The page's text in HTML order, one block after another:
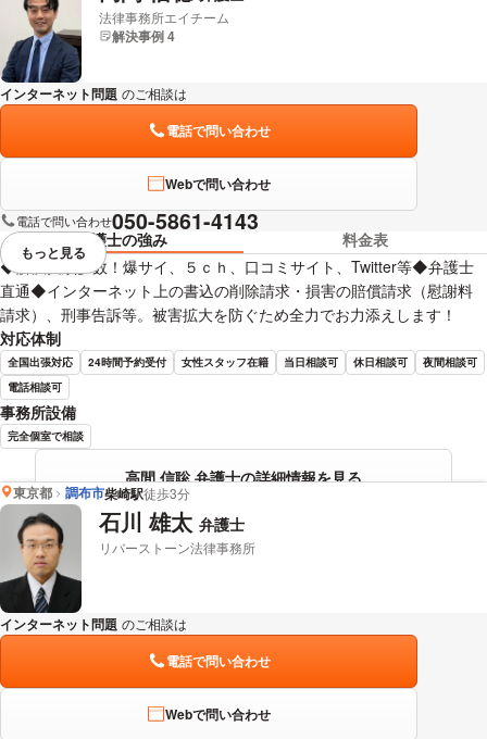
松村 大介 弁護士の詳細情報を見る
法律事務所エイチーム
解決事例 4
インターネット問題 のご相談は
電話で問い合わせ
Webで問い合わせ
電話で問い合わせ050-5861-4143
弁護士の強み
料金表
◆解決実績多数！爆サイ、５ｃｈ、口コミサイト、Twitter等◆弁護士
直通◆インターネット上の書込の削除請求・損害の賠償請求（慰謝料
請求）、刑事告訴等。被害拡大を防ぐため全力でお力添えします！
対応体制
全国出張対応 24時間予約受付 女性スタッフ在籍 当日相談可 休日相談可
夜間相談可
電話相談可
事務所設備
完全個室で相談
高間 信聡 弁護士の詳細情報を見る
視覚的に省略されている要素を
もっと見る
東京都 調布市柴崎駅徒歩3分
石川 雄太 弁護士
リバーストーン法律事務所
インターネット問題 のご相談は
電話で問い合わせ
Webで問い合わせ